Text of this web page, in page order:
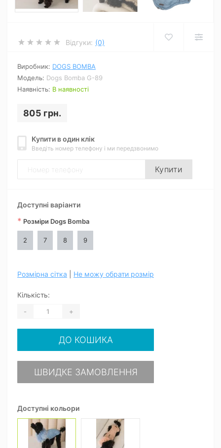
Відгуки: (0)
Виробник: DOGS BOMBA
Модель: Dogs Bomba G-89
Наявність: В наявності
805 грн.
Купити в один клік
Введіть номер телефону і ми передзвонимо
Купити
Доступні кольори
Доступні варіанти
* Розміри Dogs Bomba
2 7 8 9
Розмірна сітка Не можу обрати розмір
Кількість:
- +
ДО КОШИКА
ШВИДКЕ ЗАМОВЛЕННЯ